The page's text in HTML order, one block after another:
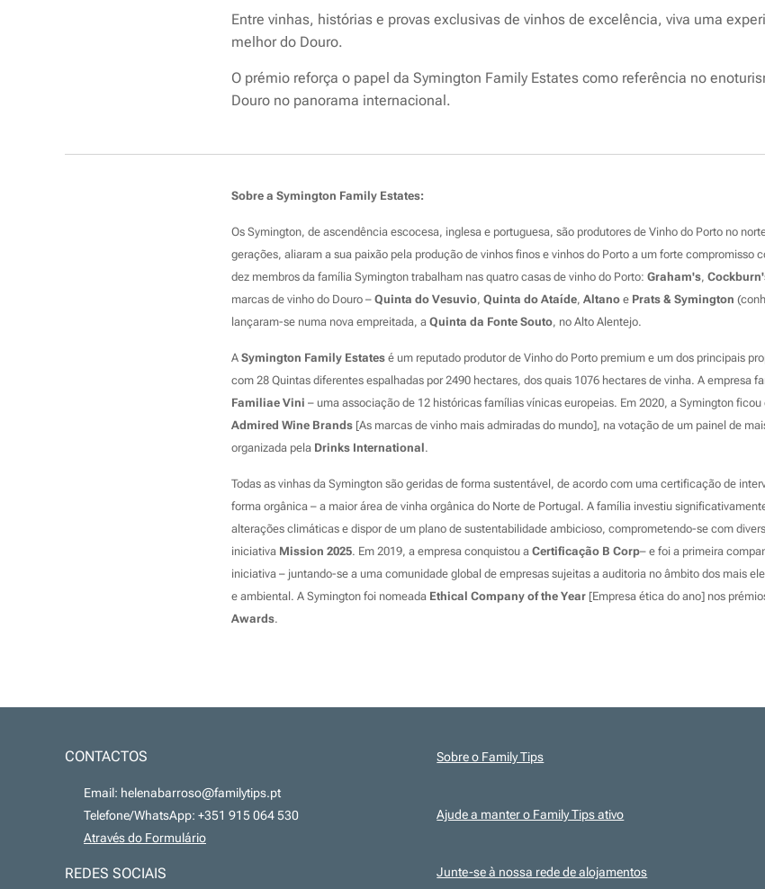
Entre vinhas, histórias e provas exclusivas de vinhos de excelência, viva uma
melhor do Douro.
O prémio reforça o papel da Symington Family Estates como referência no
Douro no panorama internacional.
Sobre a Symington Family Estates:
Os Symington, de ascendência escocesa, inglesa e portuguesa, são produtores de Vinho do Porto no
gerações, aliaram a sua paixão pela produção de vinhos finos e vinhos do Porto a um forte compromisso
dez membros da família Symington trabalham nas quatro casas de vinho do Porto: Graham's,
marcas de vinho do Douro – Quinta do Vesuvio, Quinta do Ataíde, Altano e Prats & Symington
lançaram-se numa nova empreitada, a Quinta da Fonte Souto, no Alto Alentejo.
A Symington Family Estates é um reputado produtor de Vinho do Porto premium e um dos principais
com 28 Quintas diferentes espalhadas por 2490 hectares, dos quais 1076 hectares de vinha. A empresa
Familiae Vini – uma associação de 12 históricas famílias vínicas europeias. Em 2020, a Symington ficou
Admired Wine Brands [As marcas de vinho mais admiradas do mundo], na votação de um painel de
organizada pela Drinks International.
Todas as vinhas da Symington são geridas de forma sustentável, de acordo com uma certificação de
forma orgânica – a maior área de vinha orgânica do Norte de Portugal. A família investiu
alterações climáticas e dispor de um plano de sustentabilidade ambicioso, comprometendo-se com
iniciativa Mission 2025. Em 2019, a empresa conquistou a Certificação B Corp– e foi a primeira
iniciativa – juntando-se a uma comunidade global de empresas sujeitas a auditoria no âmbito dos mais
e ambiental. A Symington foi nomeada Ethical Company of the Year [Empresa ética do ano] nos
Awards.
CONTACTOS
📧 Email: helenabarroso@familytips.pt
📞 Telefone/WhatsApp: +351 915 064 530
Através do Formulário
REDES SOCIAIS
Sobre o Family Tips
Ajude a manter o Family Tips ativo
Junte-se à nossa rede de alojamentos